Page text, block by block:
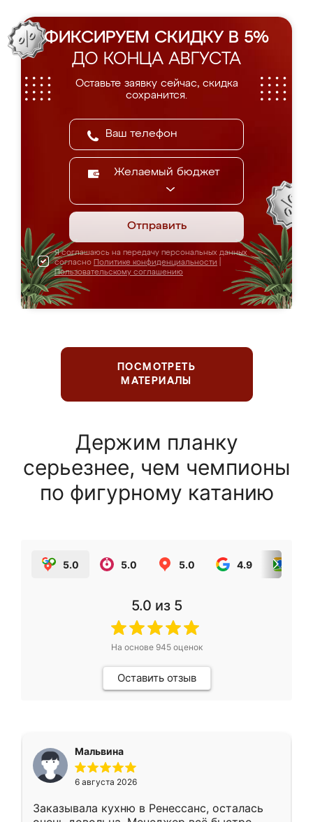
ФИКСИРУЕМ СКИДКУ В 5%
ДО КОНЦА АВГУСТА
Оставьте заявку сейчас, скидка
сохранится.
Желаемый бюджет
Отправить
Я соглашаюсь на передачу персональных данных
согласно Политике конфиденциальности
Пользовательскому соглашению
ПОСМОТРЕТЬ
МАТЕРИАЛЫ
Держим планку
серьезнее, чем чемпионы
по фигурному катанию
5.0 5.0 5.0 4.9
5.0 из 5
На основе 945оценок
Оставить отзыв
Мальвина
6 августа 2026
Заказывала кухню в Ренессанс, осталась